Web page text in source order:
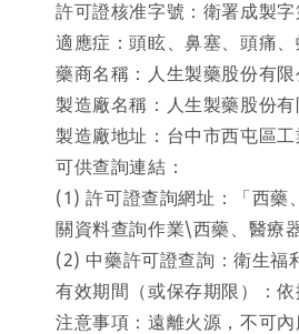
許可證核准字號：衛署成製
適應症：頭眩、鼻塞、頭痛
藥商名稱：人生製藥股份有限
製造廠名稱：人生製藥股份有
製造廠地址：台中市西屯區
可供查詢連結：
(1) 許可證查詢網址：「西
關資料查詢作業\西藥、醫療
(2) 中藥許可證查詢：衛生
有效期間（或保存期限）：
注意事項：遠離火源，不可內